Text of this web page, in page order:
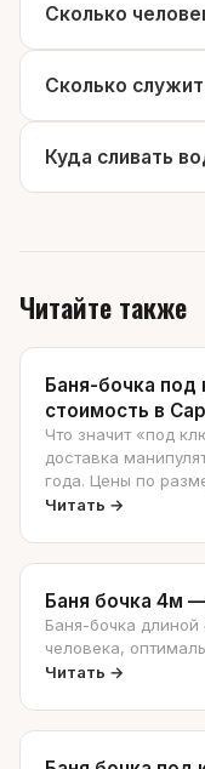
Сколько
Сколько
Куда сливать
Читайте также
Баня-бочка под
стоимость в
Что значит «под
доставка
года. Цены по
разбор «бочка vs
Читать →
Баня бочка 4м
Баня-бочка
человека,
Читать →